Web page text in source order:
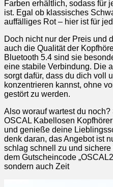
Farben erhältlich, sodass für
ist. Egal ob klassisches
auffälliges Rot – hier ist für
Doch nicht nur der Preis und
auch die Qualität der
Bluetooth 5.4 sind sie
eine stabile Verbindung. Die
sorgt dafür, dass du dich voll
konzentrieren kannst, ohne
gestört zu werden.
Also worauf wartest du
OSCAL Kabellosen
und genieße deine
denk daran, das Angebot ist
schlag schnell zu und
dem Gutscheincode
sondern auch Zeit